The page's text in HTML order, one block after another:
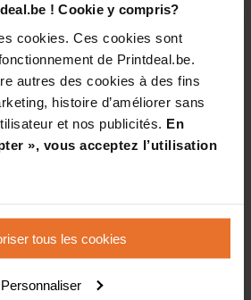
! Cookie y compris?
cookies. Ces cookies sont
de Printdeal.be.
autres des cookies à des fins
histoire d’améliorer sans
et nos publicités. En
», vous acceptez l’utilisation
tous les cookies
Personnaliser